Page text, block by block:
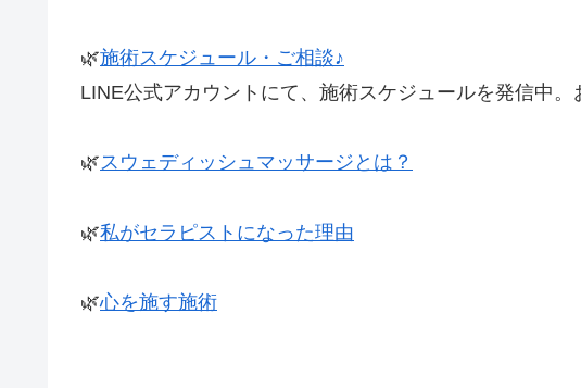
🌿施術スケジュール・ご相談♪
LINE公式アカウントにて、施術スケジュールを発信中。
🌿スウェディッシュマッサージとは？
🌿私がセラピストになった理由
🌿心を施す施術